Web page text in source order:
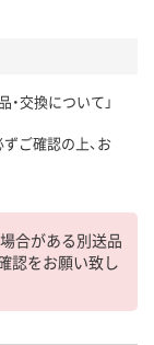
・交換について」
ずご確認の上、お
合がある別送品
認をお願い致し